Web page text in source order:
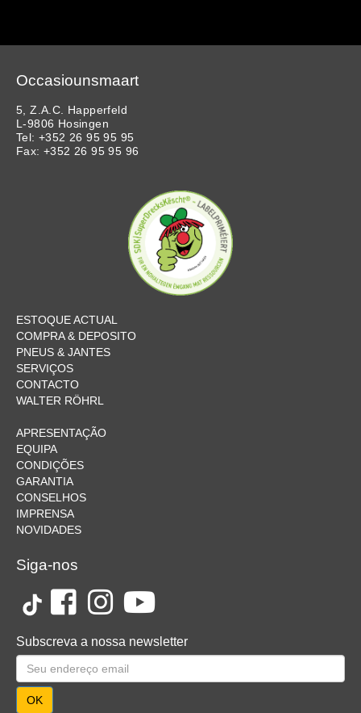
Occasiounsmaart
5, Z.A.C. Happerfeld
L-9806 Hosingen
Tel: +352 26 95 95 95
Fax: +352 26 95 95 96
ESTOQUE ACTUAL
COMPRA & DEPOSITO
PNEUS & JANTES
SERVIÇOS
CONTACTO
WALTER RÖHRL
APRESENTAÇÃO
EQUIPA
CONDIÇÕES
GARANTIA
CONSELHOS
IMPRENSA
NOVIDADES
Siga-nos
Subscreva a nossa newsletter
OK